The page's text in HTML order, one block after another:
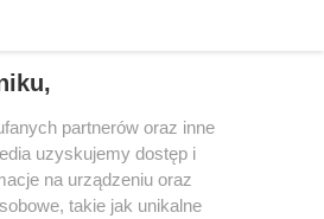
mrozi krew w żyłach
Markiewicz i
uczta
partnerów oraz inne
uzyskujemy dostęp i
na urządzeniu oraz
takie jak unikalne